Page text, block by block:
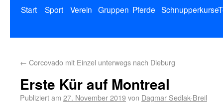
Start Sport Verein Gruppen Pferde Schnupperkurse
← Corcovado mit Einzel unterwegs nach Dieburg
Erste Kür auf Montreal
Publiziert am 27. November 2019von Dagmar Sedlak-Breil